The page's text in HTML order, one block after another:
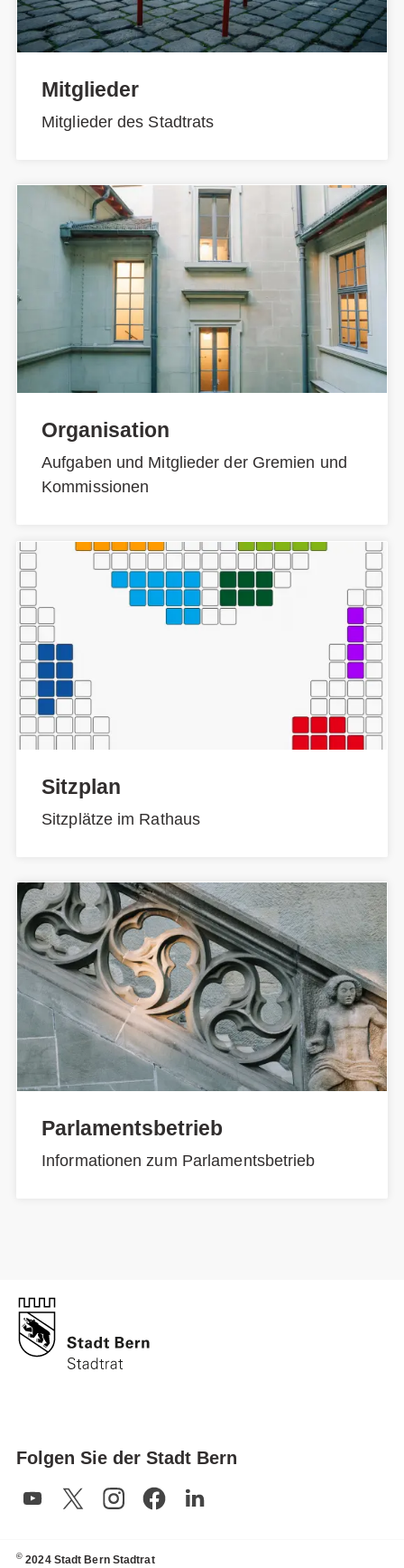
Mitglieder
Mitglieder des Stadtrats
Organisation
Aufgaben und Mitglieder der Gremien und
Kommissionen
Sitzplan
Sitzplätze im Rathaus
Parlamentsbetrieb
Informationen zum Parlamentsbetrieb
Folgen Sie der Stadt Bern
© 2024 Stadt Bern Stadtrat